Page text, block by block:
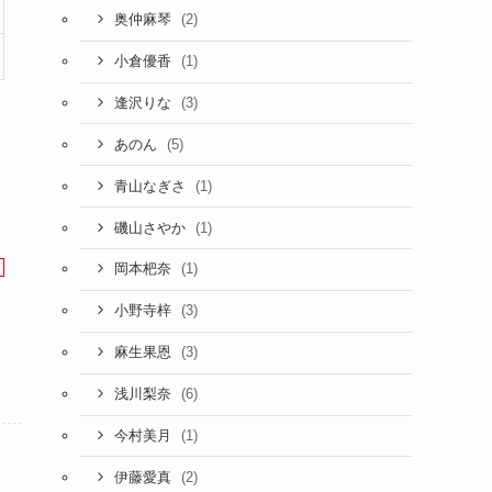
奥仲麻琴 (2)
小倉優香 (1)
逢沢りな (3)
あのん (5)
青山なぎさ (1)
磯山さやか (1)
岡本杷奈 (1)
小野寺梓 (3)
麻生果恩 (3)
浅川梨奈 (6)
今村美月 (1)
伊藤愛真 (2)